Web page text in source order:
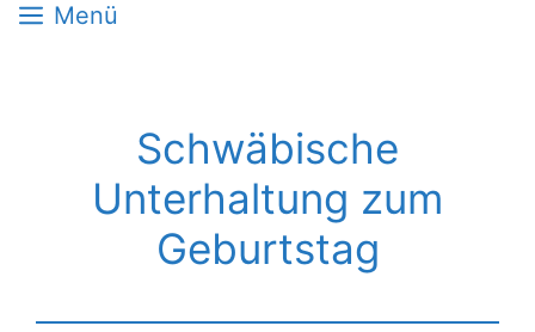
Menü
Schwäbische
Unterhaltung zum
Geburtstag